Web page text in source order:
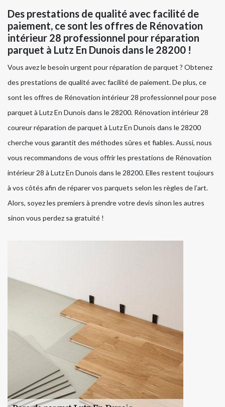
Des prestations de qualité avec facilité de
paiement, ce sont les offres de Rénovation
intérieur 28 professionnel pour réparation
parquet à Lutz En Dunois dans le 28200 !
Vous avez le besoin urgent pour réparation de parquet ? Obtenez
des prestations de qualité avec facilité de paiement. De plus, ce
sont les offres de Rénovation intérieur 28 professionnel pour pose
parquet à Lutz En Dunois dans le 28200. Rénovation intérieur 28
coureur réparation de parquet à Lutz En Dunois dans le 28200
cherche vous garantit des méthodes sûres et fiables. Aussi, nous
vous recommandons de vous offrir les prestations de Rénovation
intérieur 28 à Lutz En Dunois dans le 28200. Elles restent toujours
à vos côtés afin de réparer vos parquets selon les règles de l’art.
Alors, soyez les premiers à prendre votre devis sinon les autres
sinon vous perdez sa gratuité !